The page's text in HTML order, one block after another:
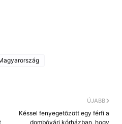
ÚJABB
Késsel fenyegetőzött egy férfi a
dombóvári kórházban, hogy